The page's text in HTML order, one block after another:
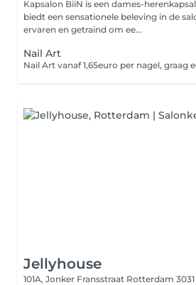
Kapsalon BiiN is een dames-
biedt een sensationele beleving in de
ervaren en getraind om ee...
Nail Art
Jellyhouse
101A, Jonker Fransstraat Rotterdam 3031